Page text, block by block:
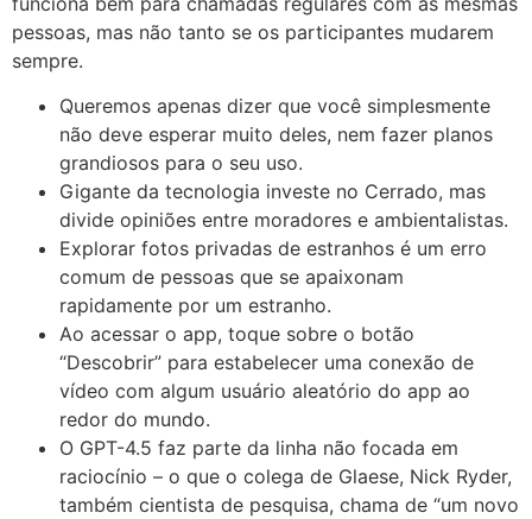
pessoas, mas não tanto se os participantes mudarem
sempre.
Queremos apenas dizer que você simplesmente
não deve esperar muito deles, nem fazer planos
grandiosos para o seu uso.
Gigante da tecnologia investe no Cerrado, mas
divide opiniões entre moradores e ambientalistas.
Explorar fotos privadas de estranhos é um erro
comum de pessoas que se apaixonam
rapidamente por um estranho.
Ao acessar o app, toque sobre o botão
“Descobrir” para estabelecer uma conexão de
vídeo com algum usuário aleatório do app ao
redor do mundo.
O GPT-4.5 faz parte da linha não focada em
raciocínio – o que o colega de Glaese, Nick Ryder,
também cientista de pesquisa, chama de “um novo